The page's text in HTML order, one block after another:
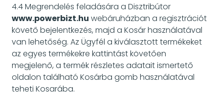
4.4 Megrendelés feladására a Disztribútor
www.powerbizt.hu webáruházban a regisztrációt
követő bejelentkezés, majd a Kosár használatával
van lehetőség. Az Ügyfél a kiválasztott termékeket
az egyes termékekre kattintást követően
megjelenő, a termék részletes adatait ismertető
oldalon található Kosárba gomb használatával
teheti Kosarába.